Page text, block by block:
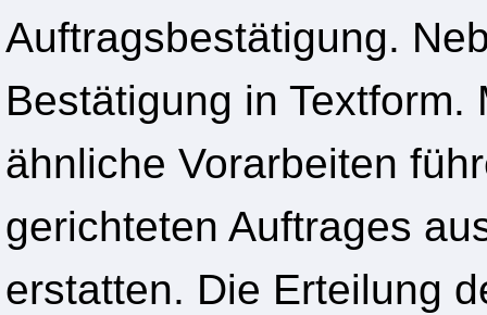
Auftragsbestätigung.
Bestätigung in
ähnliche Vorarbeiten
gerichteten Auftrages
erstatten. Die Erteilung